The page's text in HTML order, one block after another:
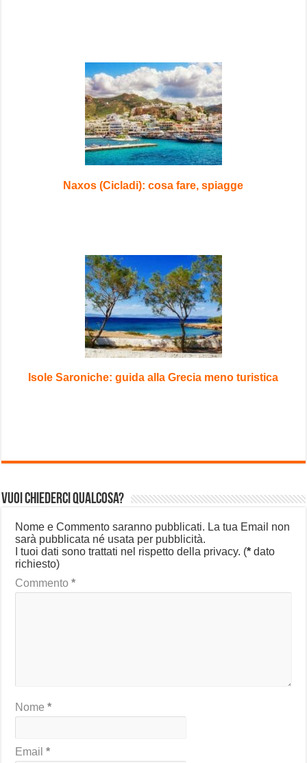
Naxos (Cicladi): cosa fare, spiagge
Isole Saroniche: guida alla Grecia meno turistica
Vuoi chiederci qualcosa?
Nome e Commento saranno pubblicati. La tua Email non
sarà pubblicata né usata per pubblicità.
I tuoi dati sono trattati nel rispetto della privacy. (* dato
richiesto)
Commento*
Nome*
Email*